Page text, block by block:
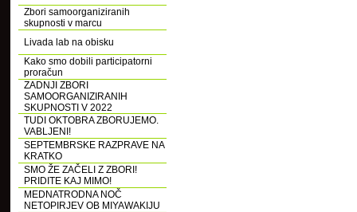
Zbori samoorganiziranih
skupnosti v marcu
Livada lab na obisku
Kako smo dobili participatorni
proračun
ZADNJI ZBORI
SAMOORGANIZIRANIH
SKUPNOSTI V 2022
TUDI OKTOBRA ZBORUJEMO.
VABLJENI!
SEPTEMBRSKE RAZPRAVE NA
KRATKO
SMO ŽE ZAČELI Z ZBORI!
PRIDITE KAJ MIMO!
MEDNATRODNA NOČ
NETOPIRJEV OB MIYAWAKIJU